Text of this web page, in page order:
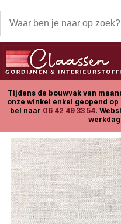
Tijdens de bouwvak van
onze winkel enkel geopend
bel naar 06 42 49 33 54.